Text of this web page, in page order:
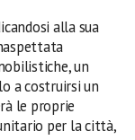
alla sua
un
a costruirsi un
le proprie
per la città,